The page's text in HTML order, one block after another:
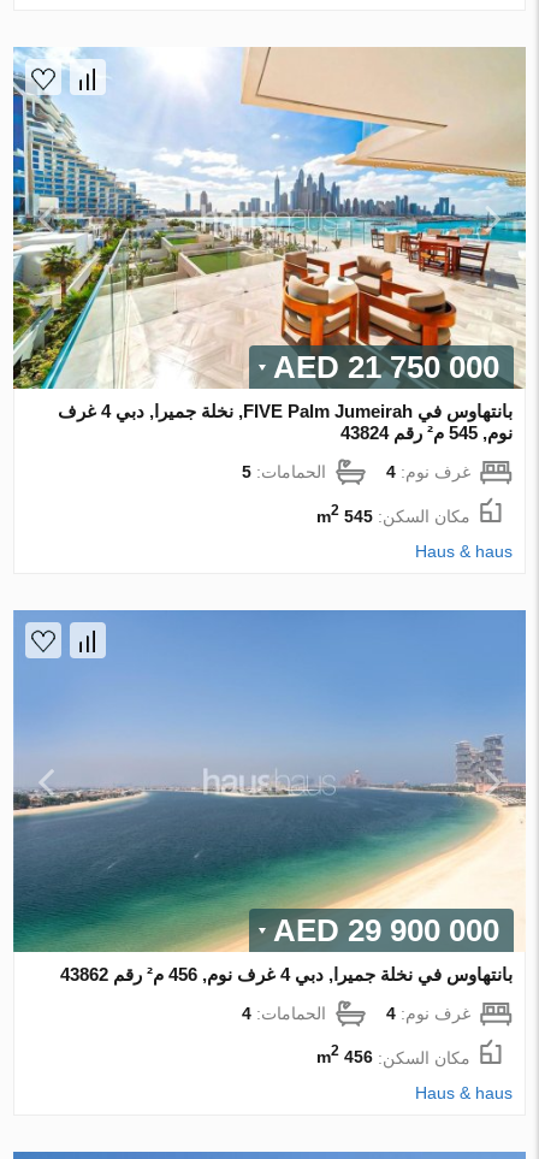
21 750 000 AED
بانتهاوس في FIVE Palm Jumeirah, نخلة جميرا, دبي 4 غرف
نوم, 545 م² رقم 43824
غرف نوم:4 الحمامات:5
مكان السكن:545 m
2
Haus & haus
29 900 000 AED
بانتهاوس في نخلة جميرا, دبي 4 غرف نوم, 456 م² رقم 43862
غرف نوم:4 الحمامات:4
مكان السكن:456 m
2
Haus & haus